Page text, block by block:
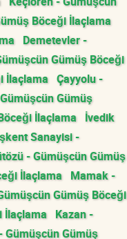
Böceği İlaçlama
Demetevler -
Gümüş Böceği
İlaçlama Çayyolu -
Gümüşcün Gümüş
İlaçlama İvedik
Sanayisi -
- Gümüşcün Gümüş
İlaçlama Mamak -
Gümüş Böceği
İlaçlama Kazan -
Gümüşcün Gümüş